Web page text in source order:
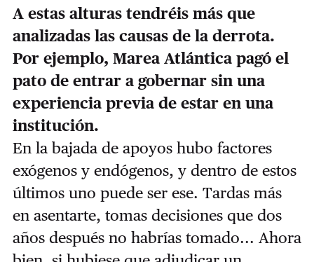
A estas alturas tendréis más que
analizadas las causas de la derrota.
Por ejemplo, Marea Atlántica pagó el
pato de entrar a gobernar sin una
experiencia previa de estar en una
institución.
En la bajada de apoyos hubo factores
exógenos y endógenos, y dentro de estos
últimos uno puede ser ese. Tardas más
en asentarte, tomas decisiones que dos
años después no habrías tomado... Ahora